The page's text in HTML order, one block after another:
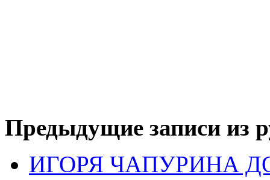
Предыдущие записи из
ИГОРЯ ЧАПУРИНА